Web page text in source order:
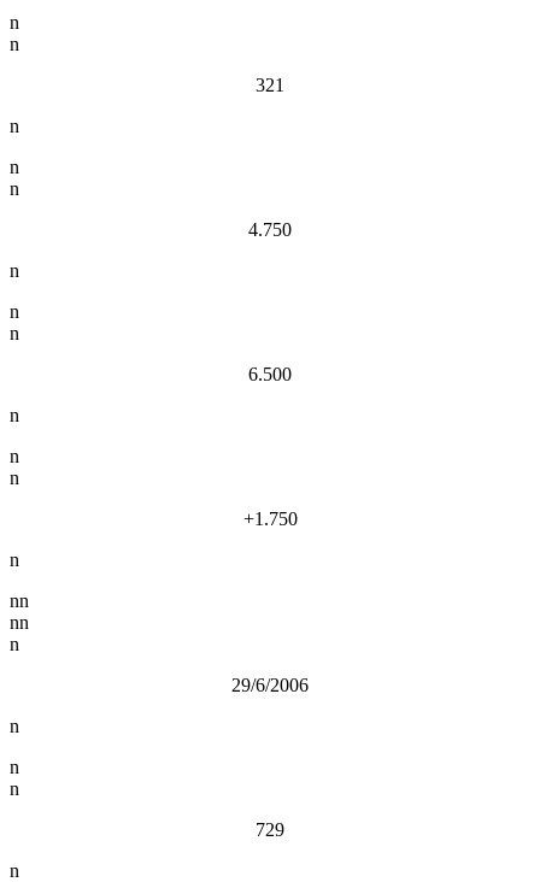
n
n
321
n
n
n
4.750
n
n
n
6.500
n
n
n
+1.750
n
nn
nn
n
29/6/2006
n
n
n
729
n